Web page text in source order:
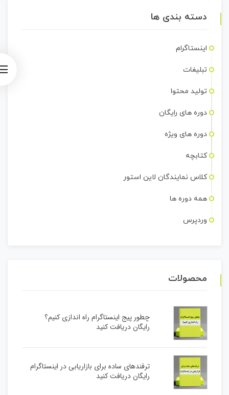
دسته بندی ها
اینستاگرام
تبلیغات
تولید محتوا
دوره های رایگان
دوره های ویژه
کتابچه
کلاس نمایندگان لاین استور
همه دوره ها
وردپرس
محصولات
چطور پیج اینستاگرام راه اندازی کنیم؟
رایگان دریافت کنید
ترفندهای ساده برای بازاریابی در اینستاگرام
رایگان دریافت کنید